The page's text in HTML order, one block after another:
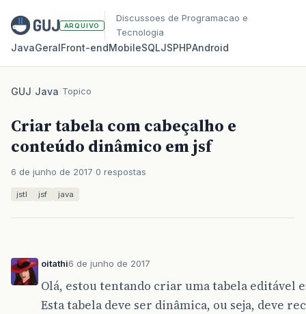
ARQUIVO
Discussoes de Programacao e
Tecnologia
JavaGeralFront‑endMobileSQLJSPHPAndroid
GUJ/Java/Topico
Criar tabela com cabeçalho e
conteúdo dinâmico em jsf
6 de junho de 2017 0 respostas
jstl jsf java
oitathi6 de junho de 2017
Olá, estou tentando criar uma tabela editável
Esta tabela deve ser dinâmica, ou seja, deve